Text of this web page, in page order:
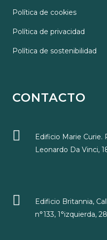
Política de cookies
Política de privacidad
Política de sostenibilidad
CONTACTO
Edificio Marie Curie.
Leonardo Da Vinci,
Edificio Britannia,
n°133, 1°izquierda,